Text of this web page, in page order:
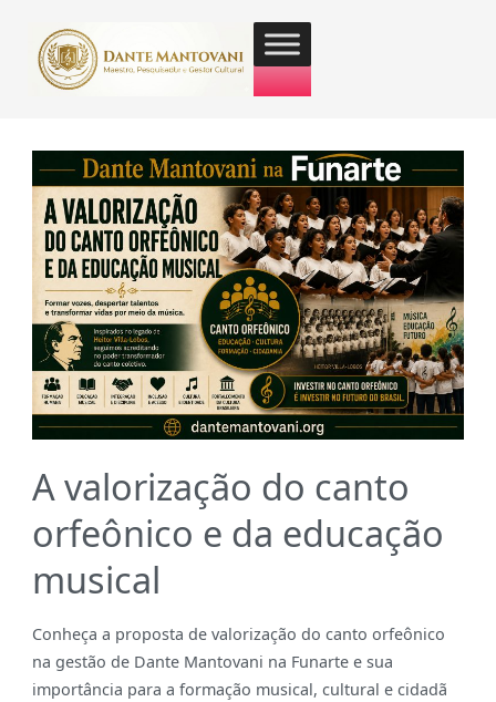
A valorização do canto
orfeônico e da educação
musical
Conheça a proposta de valorização do canto orfeônico
na gestão de Dante Mantovani na Funarte e sua
importância para a formação musical, cultural e cidadã